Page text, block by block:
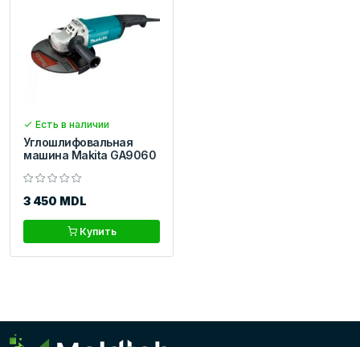
Есть в наличии
Углошлифовальная
машина Makita GA9060
3 450 MDL
Купить